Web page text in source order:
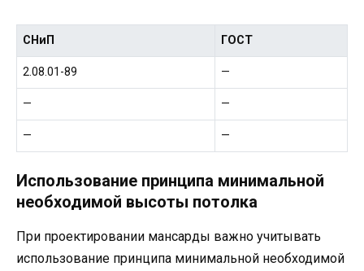
СНиП ГОСТ
2.08.01-89 —
— —
— —
Использование принципа минимальной
необходимой высоты потолка
При проектировании мансарды важно учитывать
использование принципа минимальной необходимой